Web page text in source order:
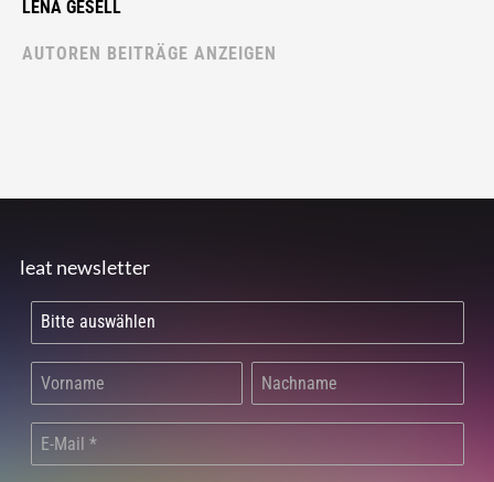
LENA GESELL
AUTOREN BEITRÄGE ANZEIGEN
leat newsletter